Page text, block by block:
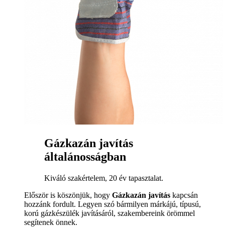
Gázkazán javítás
általánosságban
Kiváló szakértelem, 20 év tapasztalat.
Először is köszönjük, hogy Gázkazán javítás kapcsán
hozzánk fordult. Legyen szó bármilyen márkájú, típusú,
korú gázkészülék javításáról, szakembereink örömmel
segítenek önnek.